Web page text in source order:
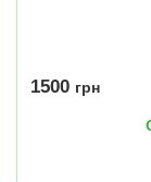
1500 грн